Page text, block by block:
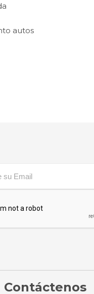
autos
Contáctenos